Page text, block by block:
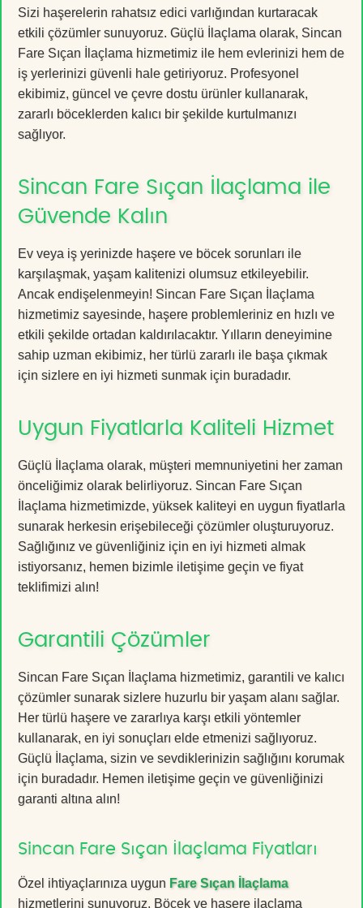
Sizi haşerelerin rahatsız edici varlığından kurtaracak
etkili çözümler sunuyoruz. Güçlü İlaçlama olarak, Sincan
Fare Sıçan İlaçlama hizmetimiz ile hem evlerinizi hem de
iş yerlerinizi güvenli hale getiriyoruz. Profesyonel
ekibimiz, güncel ve çevre dostu ürünler kullanarak,
zararlı böceklerden kalıcı bir şekilde kurtulmanızı
sağlıyor.
Sincan Fare Sıçan İlaçlama ile
Güvende Kalın
Ev veya iş yerinizde haşere ve böcek sorunları ile
karşılaşmak, yaşam kalitenizi olumsuz etkileyebilir.
Ancak endişelenmeyin! Sincan Fare Sıçan İlaçlama
hizmetimiz sayesinde, haşere problemleriniz en hızlı ve
etkili şekilde ortadan kaldırılacaktır. Yılların deneyimine
sahip uzman ekibimiz, her türlü zararlı ile başa çıkmak
için sizlere en iyi hizmeti sunmak için buradadır.
Uygun Fiyatlarla Kaliteli Hizmet
Güçlü İlaçlama olarak, müşteri memnuniyetini her zaman
önceliğimiz olarak belirliyoruz. Sincan Fare Sıçan
İlaçlama hizmetimizde, yüksek kaliteyi en uygun fiyatlarla
sunarak herkesin erişebileceği çözümler oluşturuyoruz.
Sağlığınız ve güvenliğiniz için en iyi hizmeti almak
istiyorsanız, hemen bizimle iletişime geçin ve fiyat
teklifimizi alın!
Garantili Çözümler
Sincan Fare Sıçan İlaçlama hizmetimiz, garantili ve kalıcı
çözümler sunarak sizlere huzurlu bir yaşam alanı sağlar.
Her türlü haşere ve zararlıya karşı etkili yöntemler
kullanarak, en iyi sonuçları elde etmenizi sağlıyoruz.
Güçlü İlaçlama, sizin ve sevdiklerinizin sağlığını korumak
için buradadır. Hemen iletişime geçin ve güvenliğinizi
garanti altına alın!
Sincan Fare Sıçan İlaçlama Fiyatları
Özel ihtiyaçlarınıza uygun Fare Sıçan İlaçlama
hizmetlerini sunuyoruz. Böcek ve haşere ilaçlama